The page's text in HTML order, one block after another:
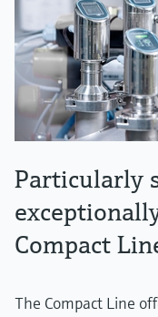
Particularly
Compact
The Compact Line